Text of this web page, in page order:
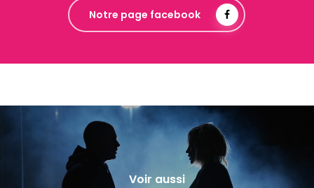
Notre page facebook
Voir aussi